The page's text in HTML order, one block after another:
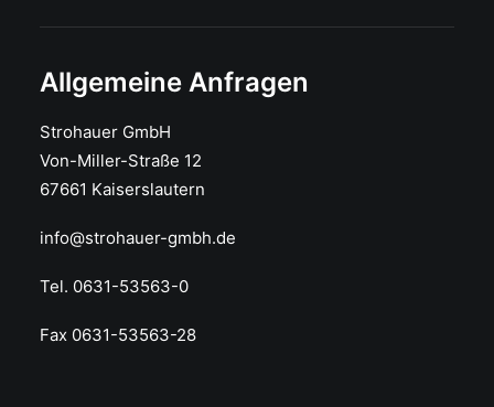
Allgemeine Anfragen
Strohauer GmbH
Von-Miller-Straße 12
67661 Kaiserslautern
info@strohauer-gmbh.de
Tel. 0631-53563-0
Fax 0631-53563-28